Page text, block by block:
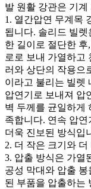
발 원활 강관은 기
1. 열간압연 무계목
됩니다. 솔리드 빌
한 길이로 절단한
로로 보내 가열하고
러와 상단의 작용으
이라고 불리는 빌렛
압연기로 보내져 압
벽 두께를 균일하게
족합니다. 연속 압
더욱 진보된 방식입
2. 더 작은 크기와
3. 압출 방식은 가열
공성 막대와 압출
된 부품을 압출하는